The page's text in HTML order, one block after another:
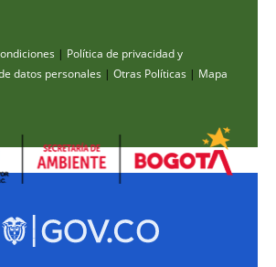
| Política de privacidad y
datos personales | Otras Políticas | Mapa